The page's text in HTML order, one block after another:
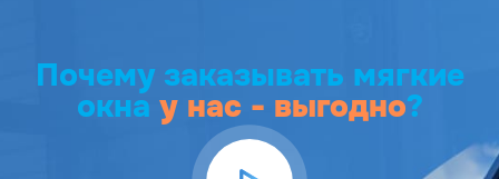
Почему заказывать мягкие
окна у нас - выгодно?